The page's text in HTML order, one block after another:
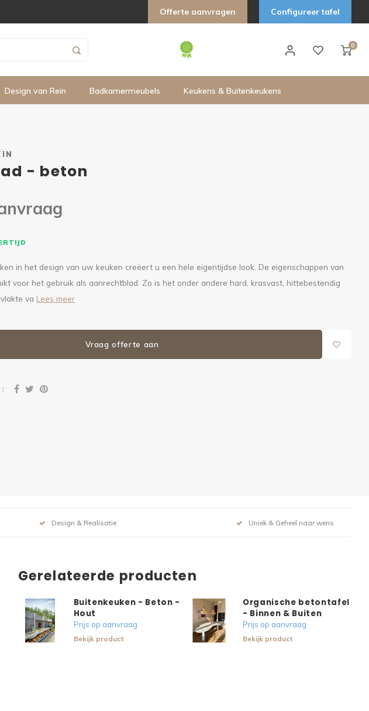
Offerte aanvragen Configureer tafel
0
Design van Rein Badkamermeubels Keukens & Buitenkeukens
- beton
in het design van uw keuken creëert u een hele eigentijdse look. De eigenschappen van
voor het gebruik als aanrechtblad. Zo is het onder andere hard, krasvast, hittebestendig
va Lees meer
Vraag offerte aan
:
Design & Realisatie Uniek & Geheel naar wens
Gerelateerde producten
Buitenkeuken - Beton -
Hout
Prijs op aanvraag
Bekijk product
Organische betontafel
- Binnen & Buiten
Prijs op aanvraag
Bekijk product